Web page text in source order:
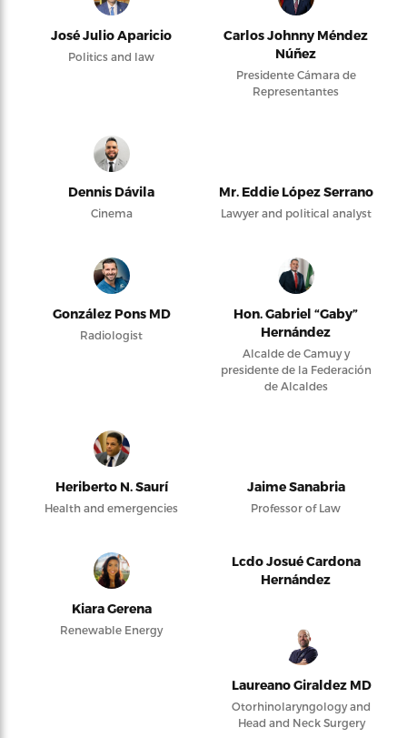
José Julio Aparicio
Politics and law
Carlos Johnny Méndez
Núñez
Presidente Cámara de
Representantes
Dennis Dávila
Cinema
Mr. Eddie López Serrano
Lawyer and political analyst
González Pons MD
Radiologist
Hon. Gabriel “Gaby”
Hernández
Alcalde de Camuy y
presidente de la Federación
de Alcaldes
Heriberto N. Saurí
Health and emergencies
Jaime Sanabria
Professor of Law
Kiara Gerena
Renewable Energy
Lcdo Josué Cardona
Hernández
Laureano Giraldez MD
Otorhinolaryngology and
Head and Neck Surgery